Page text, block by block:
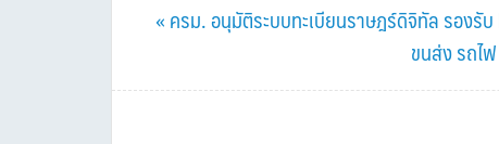
Previous
« ครม. อนุมัติระบบทะเบียนราษฎร์ดิจิทัล รองรั
Next
Post:
ขนส่ง รถไ